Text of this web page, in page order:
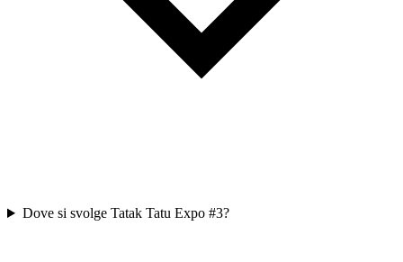
Dove si svolge Tatak Tatu Expo #3?